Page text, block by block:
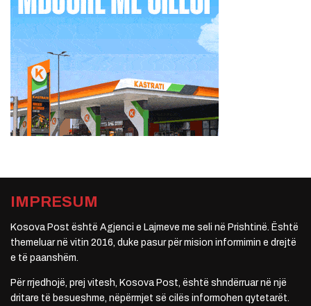
IMPRESUM
Kosova Post është Agjenci e Lajmeve me seli në Prishtinë. Është
themeluar në vitin 2016, duke pasur për mision informimin e drejtë
e të paanshëm.
Për rrjedhojë, prej vitesh, Kosova Post, është shndërruar në një
dritare të besueshme, nëpërmjet së cilës informohen qytetarët.